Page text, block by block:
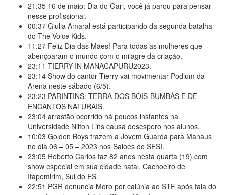
21:35 16 de maio: Dia do Gari, você já parou para pensar
nesse profissional.
00:37 Giulia Amaral está participando da segunda batalha
do The Voice Kids.
11:27 Feliz Dia das Mães! Para todas as mulheres que
abençoaram o mundo com o milagre da criação.
23:11 TIERRY IN MANACAPURU2023.
23:14 Show do cantor Tierry vai movimentar Podium da
Arena neste sábado (6/5).
23:23 PARINTINS: TERRA DOS BOIS-BUMBÁS E DE
ENCANTOS NATURAIS.
23:04 arrastão ocorrido há poucos instantes na
Universidade Nilton Lins causa desespero nos alunos.
10:03 Golden Boys trazem a Jovem Guarda para Manaus
no dia 06 – 05 – 2023 nos Saloes do SESI.
23:05 Roberto Carlos faz 82 anos nesta quarta (19) com
show especial em sua cidade natal, Cachoeiro de
Itapemirim, Sul do ES.
22:51 PGR denuncia Moro por calúnia ao STF após fala do